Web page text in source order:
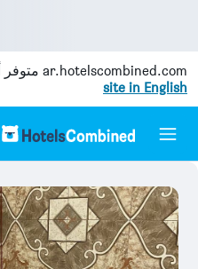
ar.hotelscombined.com متوفر
site in English